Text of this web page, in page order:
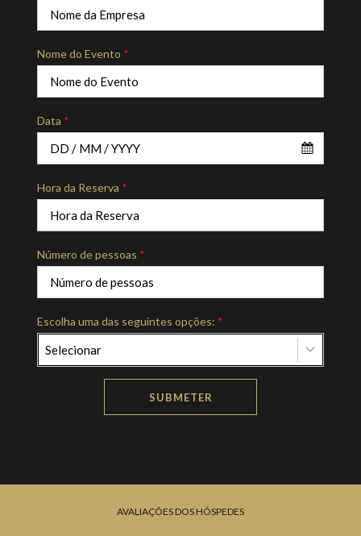
Nome do Evento *
Data *
Hora da Reserva *
Número de pessoas *
Escolha uma das seguintes opções: *
Selecionar
SUBMETER
AVALIAÇÕES DOS HÓSPEDES